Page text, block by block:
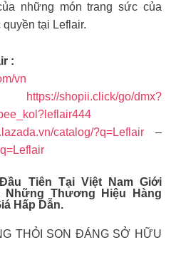
những món trang sức của
tại Leflair.
:
vn
https://shopii.click/go/dmx?
catalog/?q=Leflair –
Tiên Tại Việt Nam Giới
Thương Hiệu Hàng
Hấp Dẫn.
THỎI SON ĐÁNG SỞ HỮU